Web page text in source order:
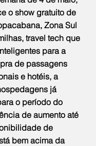
o show gratuito de
Zona Sul
travel tech que
para a
de passagens
e hotéis, a
já
o período do
de aumento até
de
bem acima da